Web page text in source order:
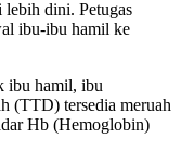
lebih dini. Petugas
ibu-ibu hamil ke
ibu hamil, ibu
(TTD) tersedia meruah
Hb (Hemoglobin)